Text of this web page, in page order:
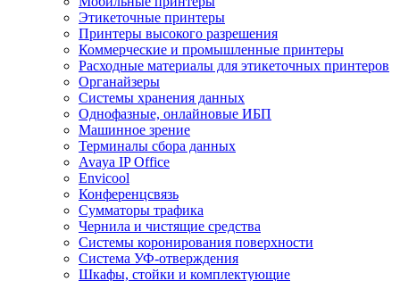
Этикеточные принтеры
Принтеры высокого разрешения
Коммерческие и промышленные принтеры
Расходные материалы для этикеточных принтеров
Органайзеры
Системы хранения данных
Однофазные, онлайновые ИБП
Машинное зрение
Терминалы сбора данных
Avaya IP Office
Envicool
Конференцсвязь
Сумматоры трафика
Чернила и чистящие средства
Системы коронирования поверхности
Cистема УФ-отверждения
Шкафы, стойки и комплектующие